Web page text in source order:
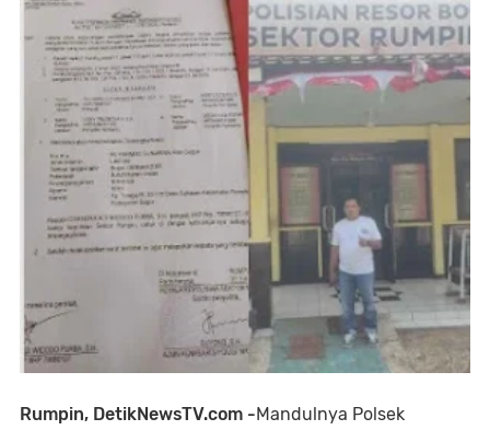
Rumpin, DetikNewsTV.com -Mandulnya Polsek